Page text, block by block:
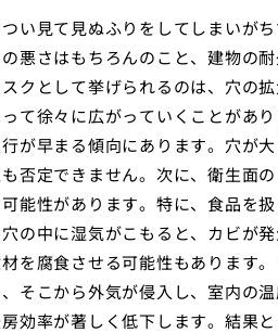
い見て見ぬふりをしてしまいが
悪さはもちろんのこと、建物の
クとして挙げられるのは、穴の
て徐々に広がっていくことがあ
が早まる傾向にあります。穴が
否定できません。次に、衛生面
能性があります。特に、食品を
の中に湿気がこもると、カビが
を腐食させる可能性もあります
そこから外気が侵入し、室内の
効率が著しく低下します。結果